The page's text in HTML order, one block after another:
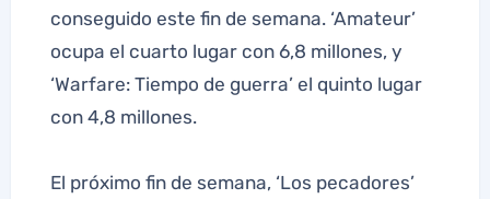
conseguido este fin de semana. ‘Amateur’
ocupa el cuarto lugar con 6,8 millones, y
‘Warfare: Tiempo de guerra’ el quinto lugar
con 4,8 millones.
El próximo fin de semana, ‘Los pecadores’